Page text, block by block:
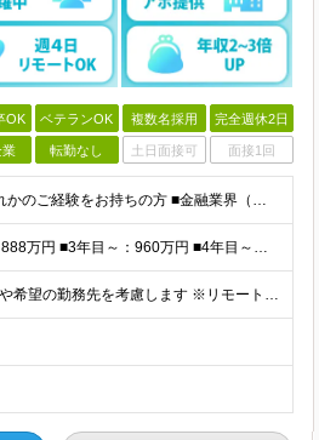
OK ベテランOK 複数名採用 完全週休2日
業 転勤なし 土日面接可 面接1回
★学歴不問・ブランクOK・40～50代活躍中 ▼以下いずれかのご経験をお持ちの方 ■金融業界（保険会社や銀行、証券会社、信用金庫など）での就業経験 ■何かしらの営業経験をお持ちの方 ※ブランクのある方
<平均報酬>※早期から安定収入を得られます ■2年目～：888万円 ■3年目～：960万円 ■4年目～：1028万円 ★成果連動型報酬（営業成績に応じて支給/45時間分固定残業代含む/超過分は別途支
全国47都道府県の当社事業所へ配属となります ※居住地や希望の勤務先を考慮します ※リモートワークOK／転勤なし ＜本社＞ 東京都台東区浅草橋1-1-8 FP浅草橋ビル (変更の範囲)上記を除く当